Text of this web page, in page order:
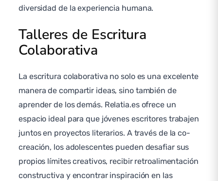
diversidad de la experiencia humana.
Talleres de Escritura
Colaborativa
La escritura colaborativa no solo es una excelente
manera de compartir ideas, sino también de
aprender de los demás. Relatia.es ofrece un
espacio ideal para que jóvenes escritores trabajen
juntos en proyectos literarios. A través de la co-
creación, los adolescentes pueden desafiar sus
propios límites creativos, recibir retroalimentación
constructiva y encontrar inspiración en las